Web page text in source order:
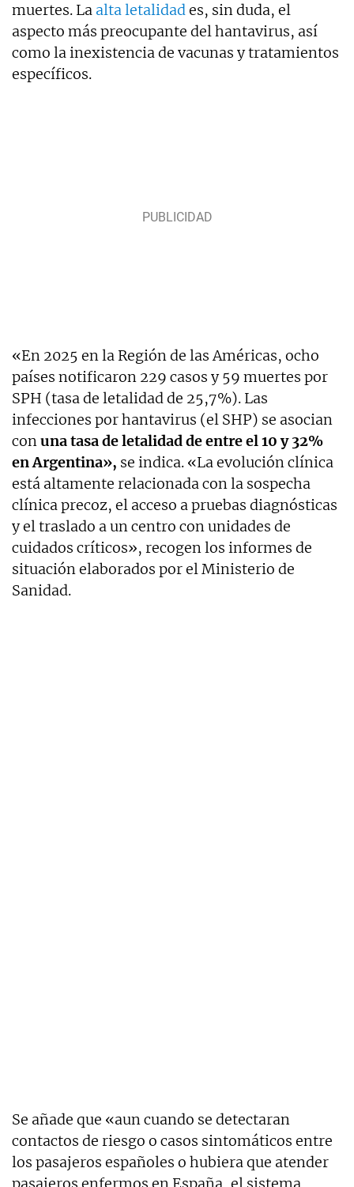
muertes. La alta letalidades, sin duda, el
aspecto más preocupante del hantavirus, así
como la inexistencia de vacunas y tratamientos
específicos.
«En 2025 en la Región de las Américas, ocho
países notificaron 229 casos y 59 muertes por
SPH (tasa de letalidad de 25,7%). Las
infecciones por hantavirus (el SHP) se asocian
conuna tasa de letalidad de entre el 10 y 32%
en Argentina», se indica. «La evolución clínica
está altamente relacionada con la sospecha
clínica precoz, el acceso a pruebas diagnósticas
y el traslado a un centro con unidades de
cuidados críticos», recogen los informes de
situación elaborados por el Ministerio de
Sanidad.
Se añade que «aun cuando se detectaran
contactos de riesgo o casos sintomáticos entre
los pasajeros españoles o hubiera que atender